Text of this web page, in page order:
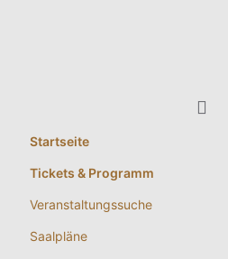
Startseite
Tickets & Programm
Veranstaltungssuche
Saalpläne